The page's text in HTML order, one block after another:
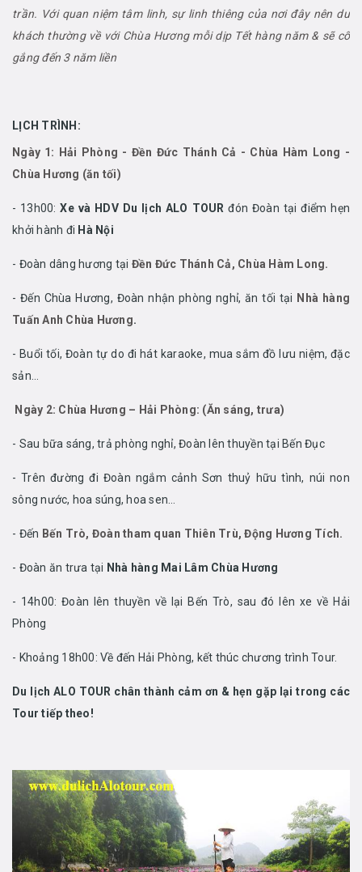
trần. Với quan niệm tâm linh, sự linh thiêng của nơi đây nên du
khách thường về với Chùa Hương mỗi dịp Tết hàng năm & sẽ cố
gắng đến 3 năm liền
LỊCH TRÌNH:
Ngày 1: Hải Phòng - Đền Đức Thánh Cả - Chùa Hàm Long -
Chùa Hương (ăn tối)
- 13h00:Xe và HDV Du lịch ALO TOUR đón Đoàn tại điểm hẹn
khởi hành đi Hà Nội
- Đoàn dâng hương tại Đền Đức Thánh Cả, Chùa Hàm Long.
- Đến Chùa Hương, Đoàn nhận phòng nghỉ, ăn tối tại Nhà hàng
Tuấn Anh Chùa Hương.
- Buổi tối, Đoàn tự do đi hát karaoke, mua sắm đồ lưu niệm, đặc
sản…
Ngày 2: Chùa Hương – Hải Phòng: (Ăn sáng, trưa)
- Sau bữa sáng, trả phòng nghỉ, Đoàn lên thuyền tại Bến Đục
- Trên đường đi Đoàn ngắm cảnh Sơn thuỷ hữu tình, núi non
sông nước, hoa súng, hoa sen…
- Đến Bến Trò, Đoàn tham quan Thiên Trù, Động Hương Tích.
- Đoàn ăn trưa tại Nhà hàng Mai Lâm Chùa Hương
- 14h00: Đoàn lên thuyền về lại Bến Trò, sau đó lên xe về Hải
Phòng
- Khoảng 18h00: Về đến Hải Phòng, kết thúc chương trình Tour.
Du lịch ALO TOUR chân thành cảm ơn & hẹn gặp lại trong các
Tour tiếp theo!